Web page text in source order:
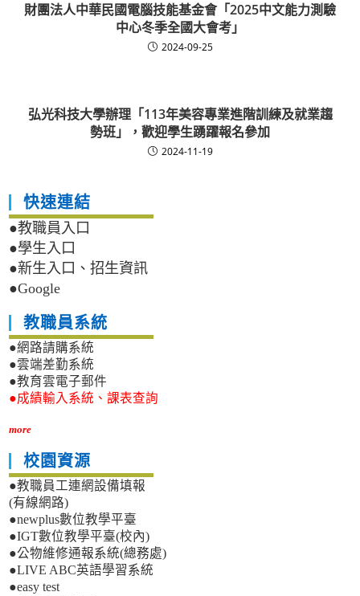
財團法人中華民國電腦技能基金會「2025中文能力測驗
中心冬季全國大會考」
2024-09-25
弘光科技大學辦理「113年美容專業進階訓練及就業趨
勢班」，歡迎學生踴躍報名參加
2024-11-19
快速連結
●教職員入口
●學生入口
●新生入口、招生資訊
●Google
教職員系統
●網路請購系統
●雲端差勤系統
●教育雲電子郵件
●成績輸入系統、課表查詢
more
校園資源
●教職員工連網設備填報
(有線網路)
●newplus數位教學平臺
●IGT數位教學平臺(校內)
●公物維修通報系統(總務處)
●LIVE ABC英語學習系統
●easy test